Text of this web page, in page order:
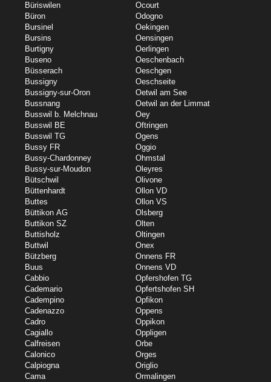
Büriswilen
Büron
Bursinel
Bursins
Burtigny
Buseno
Büsserach
Bussigny
Bussigny-sur-Oron
Bussnang
Busswil b. Melchnau
Busswil BE
Busswil TG
Bussy FR
Bussy-Chardonney
Bussy-sur-Moudon
Bütschwil
Büttenhardt
Buttes
Büttikon AG
Buttikon SZ
Buttisholz
Buttwil
Bützberg
Buus
Cabbio
Cademario
Cadempino
Cadenazzo
Cadro
Cagiallo
Calfreisen
Calonico
Calpiogna
Cama
Ocourt
Odogno
Oekingen
Oensingen
Oerlingen
Oeschenbach
Oeschgen
Oeschseite
Oetwil am See
Oetwil an der Limmat
Oey
Oftringen
Ogens
Oggio
Ohmstal
Oleyres
Olivone
Ollon VD
Ollon VS
Olsberg
Olten
Oltingen
Onex
Onnens FR
Onnens VD
Opfershofen TG
Opfertshofen SH
Opfikon
Oppens
Oppikon
Oppligen
Orbe
Orges
Origlio
Ormalingen